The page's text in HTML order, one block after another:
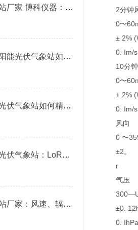
分布式光伏气象站厂家 博科仪器：通信优势赋能偏远场景
恶劣天气下，太阳能光伏气象站如何保障电站安全？
十一要素分布式光伏气象站如何精准预测发电效率？
十一要素分布式光伏气象站：LoRa/ZigBee的应用优势
太阳能光伏气象站厂家：风速、辐射，尽在掌控
2分钟
0〜
± 2%
0. Im/s
10分钟
0〜
± 2%
0. Im/s
风向
0 〜
±2。
r
气压
±0.
0. IhPa